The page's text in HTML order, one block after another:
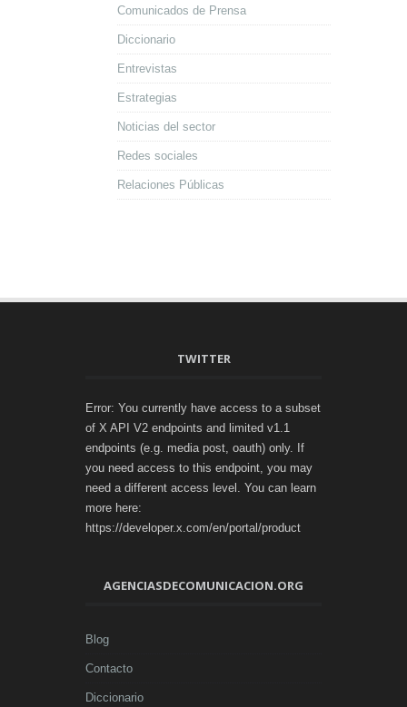
Comunicados de Prensa
Diccionario
Entrevistas
Estrategias
Noticias del sector
Redes sociales
Relaciones Públicas
TWITTER
Error: You currently have access to a subset
of X API V2 endpoints and limited v1.1
endpoints (e.g. media post, oauth) only. If
you need access to this endpoint, you may
need a different access level. You can learn
more here:
https://developer.x.com/en/portal/product
AGENCIASDECOMUNICACION.ORG
Blog
Contacto
Diccionario